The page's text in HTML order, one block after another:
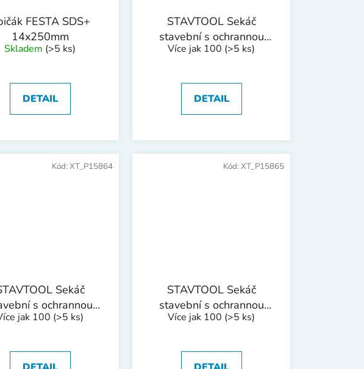
FESTA SDS+
14x250mm
Skladem (>5 ks)
DETAIL
STAVTOOL Sekáč
stavební s ochrannou
rukojetí | 250x19x44,5
Více jak 100 (>5 ks)
DETAIL
Sekáč
s ochrannou
| 250x19x22 mm
jak 100 (>5 ks)
Kód: XT_P15864
STAVTOOL Sekáč
stavební s ochrannou
rukojetí | 300x19x22 mm
Více jak 100 (>5 ks)
Kód: XT_P15865